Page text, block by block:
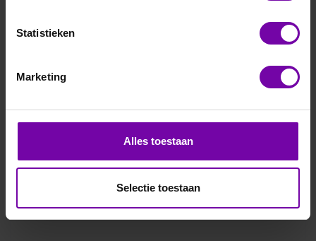
Statistieken
Marketing
Alles toestaan
Selectie toestaan